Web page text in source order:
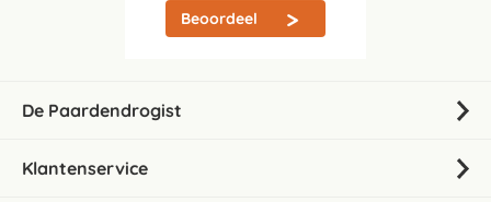
Beoordeel
De Paardendrogist
Klantenservice